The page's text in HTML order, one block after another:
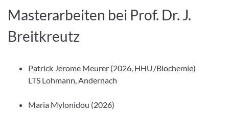
Masterarbeiten bei Prof. Dr. J.
Breitkreutz
Patrick Jerome Meurer (2026, HHU/Biochemie)
LTS Lohmann, Andernach
Maria Mylonidou (2026)